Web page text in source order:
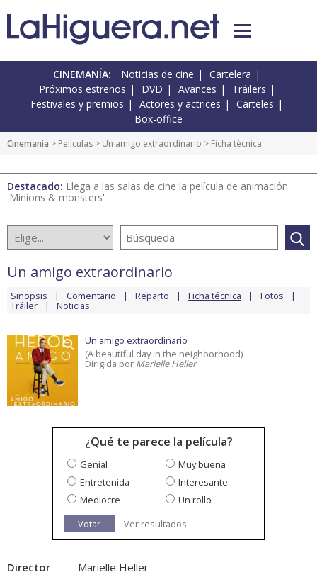
CINEMANÍA: Noticias de cine
Cartelera
Próximos estrenos
DVD Avances
Tráilers
Festivales y premios
Actores y actrices
Carteles
Box-office
Cinemanía > Películas > Un amigo extraordinario > Ficha técnica
Destacado: Llega a las salas de cine la película de animación
'Minions & monsters'
Un amigo extraordinario
Sinopsis Comentario Reparto Ficha técnica Fotos
Tráiler Noticias
Un amigo extraordinario
(A beautiful day in the neighborhood)
Dirigida por Marielle Heller
¿Qué te parece la película?
Genial
Muy buena
Entretenida
Interesante
Mediocre
Un rollo
Votar
Ver resultados
Director
Marielle Heller